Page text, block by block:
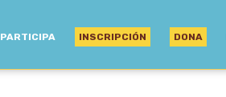
PARTICIPA INSCRIPCIÓN DONA